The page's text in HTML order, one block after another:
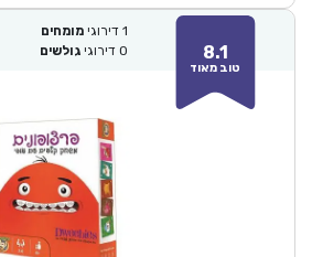
8.1
טוב מאוד
1 דירוגי מומחים
0 דירוגי גולשים